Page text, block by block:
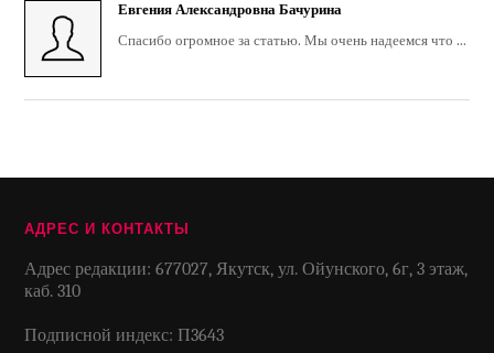
Евгения Александровна Бачурина
Спасибо огромное за статью. Мы очень надеемся что ...
АДРЕС И КОНТАКТЫ
Адрес редакции: 677027, Якутск, ул. Ойунского, 6г, 3 этаж,
каб. 310
Подписной индекс: П3643